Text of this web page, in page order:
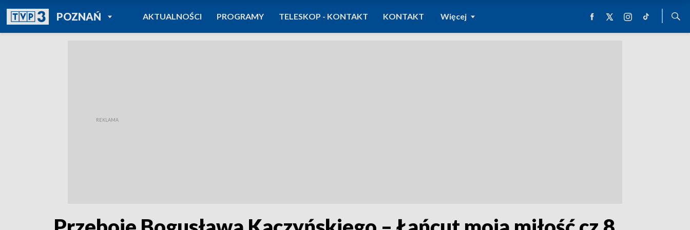
POZNAŃPOWRÓT DO
TVP REGIONY
AKTUALNOŚCI PROGRAMY TELESKOP - KONTAKT KONTAKT Więcej